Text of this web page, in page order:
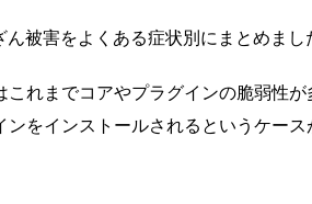
被害をよくある症状別にまとめまし
これまでコアやプラグインの脆弱性
ンをインストールされるというケース